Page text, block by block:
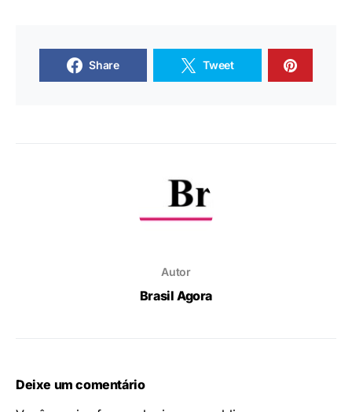
Share Tweet
Autor
Brasil Agora
Deixe um comentário